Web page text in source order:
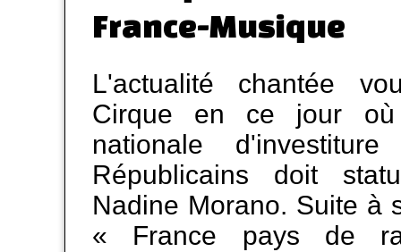
France-Musique
L'actualité chantée
Cirque en ce jour où
nationale
Républicains doit
Nadine Morano. Suite à
« France pays de